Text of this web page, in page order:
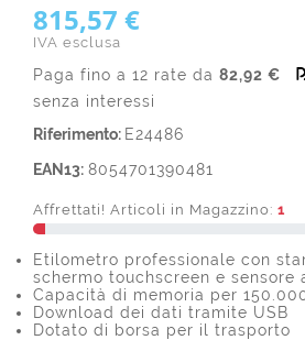
815,57 €
IVA esclusa
Paga fino a 12 rate da 82,92 €
senza interessi
Riferimento: E24486
EAN13: 8054701390481
Affrettati! Articoli in Magazzino: 1
Etilometro professionale con
schermo touchscreen e sensore
Capacità di memoria per
Download dei dati tramite USB
Dotato di borsa per il trasporto